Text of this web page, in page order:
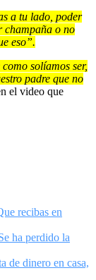
a tu lado, poder
champaña o no
eso”.
solíamos ser,
padre que no
el video que
recibas en
ha perdido la
de dinero en casa,